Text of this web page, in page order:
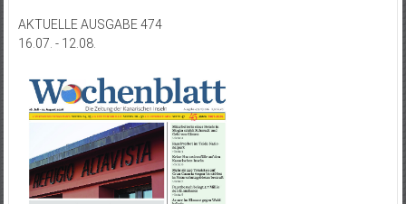
AKTUELLE AUSGABE 474
16.07. - 12.08.